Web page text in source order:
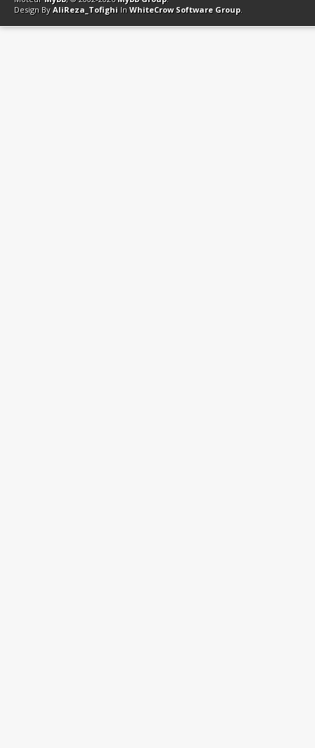
Design By AliReza_Tofighi In WhiteCrow Software Group.